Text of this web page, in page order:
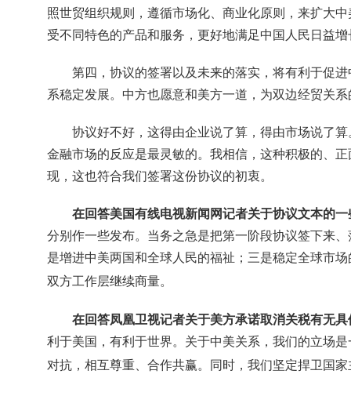
照世贸组织规则，遵循市场化、商业化原则，来扩大
受不同特色的产品和服务，更好地满足中国人民日益
第四，协议的签署以及未来的落实，将有利于促
系稳定发展。中方也愿意和美方一道，为双边经贸关
协议好不好，这得由企业说了算，得由市场说了
金融市场的反应是最灵敏的。我相信，这种积极的、
现，这也符合我们签署这份协议的初衷。
在回答美国有线电视新闻网记者关于协议文本的
分别作一些发布。当务之急是把第一阶段协议签下来
是增进中美两国和全球人民的福祉；三是稳定全球市
双方工作层继续商量。
在回答凤凰卫视记者关于美方承诺取消关税有无
利于美国，有利于世界。关于中美关系，我们的立场
对抗，相互尊重、合作共赢。同时，我们坚定捍卫国